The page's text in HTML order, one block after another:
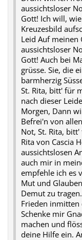
aussichtsloser
Gott! Ich will,
Kreuzesbild
Leid Auf
aussichtsloser
Gott! Auch bei
grüsse. Sie, die
barmherzig
St. Rita, bitt' für
nach dieser
Morgen, Dann
Befrei'n von
Not, St. Rita,
Rita von Cascia
aussichtslosen
auch mir in
empfehle ich es
Mut und
Demut zu
Frieden inmitten
Schenke mir
machen und
deine Hilfe ein.